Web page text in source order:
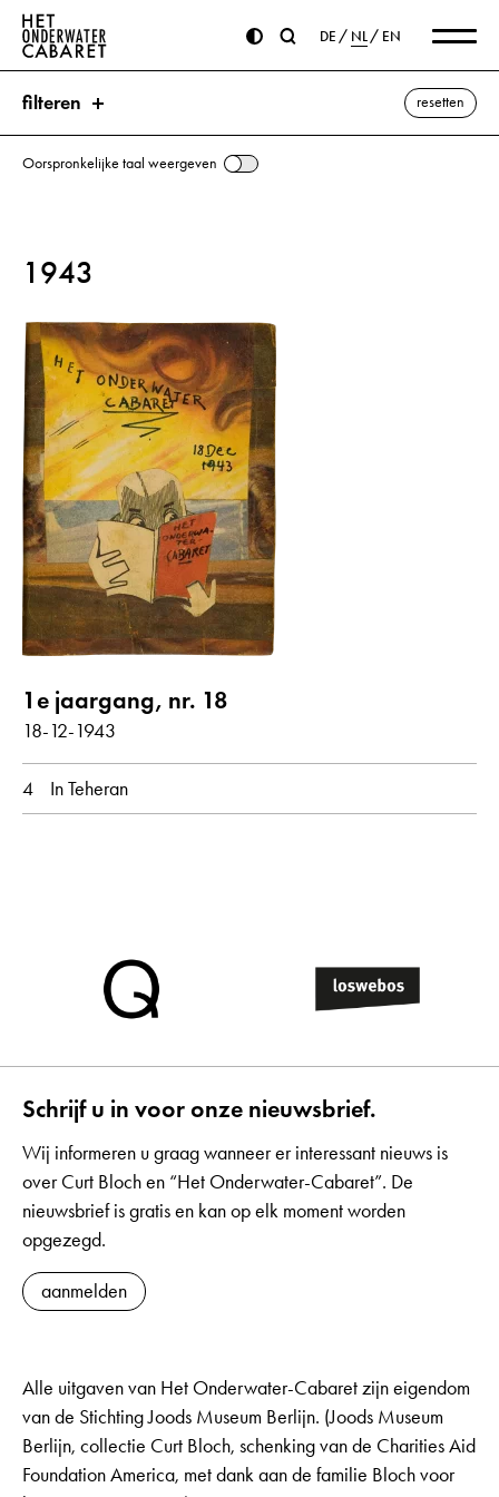
DE NL EN
filteren resetten
Teheran ⌫
Churchill, Winston Roosevelt, Franklin D.
alle weergeven
Gedichten met audiobijdrage
jaar
alle 1943
maand
Oorspronkelijke taal weergeven
1943
1e jaargang, nr. 18
18-12-1943
4 In Teheran
Schrijf u in voor onze nieuwsbrief.
Wij informeren u graag wanneer er interessant nieuws is
over Curt Bloch en “Het Onderwater-Cabaret”. De
nieuwsbrief is gratis en kan op elk moment worden
opgezegd.
aanmelden
Alle uitgaven van Het Onderwater-Cabaret zijn eigendom
van de Stichting Joods Museum Berlijn. (Joods Museum
Berlijn, collectie Curt Bloch, schenking van de Charities Aid
Foundation America, met dank aan de familie Bloch voor